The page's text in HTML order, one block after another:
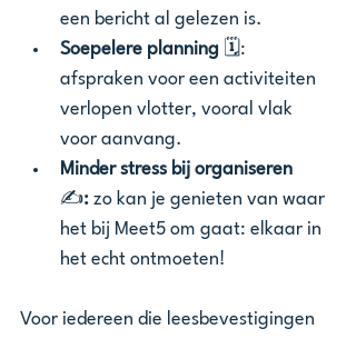
een bericht al gelezen is.
Soepelere planning 🗓️:
afspraken voor een activiteiten
verlopen vlotter, vooral vlak
voor aanvang.
Minder stress bij organiseren
✍: zo kan je genieten van waar
het bij Meet5 om gaat: elkaar in
het echt ontmoeten!
Voor iedereen die leesbevestigingen